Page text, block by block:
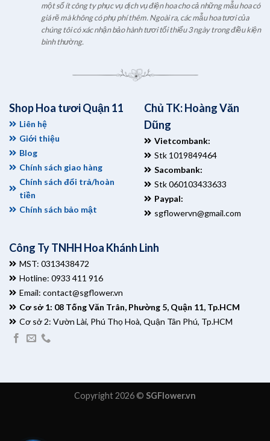
một số ít công ty phục vụ dịch vụ điện hoa cho cả những mẫu hoa có
giá rẽ mà không có phụ phí thêm. Ngoài ra, các mẫu hoa tươi của
chúng tôi có xác nhận bảo hành tươi tối thiểu 3 ngày trong điều kiện
bình thường.
Shop Hoa tươi Quận 11
Liên hệ
Giới thiệu
Blog
Chính sách giao hàng
Chính sách đổi trả/hoàn
tiền
Chính sách bảo mật
Chủ TK: Hoàng Văn
Dũng
Vietcombank:
Stk 1019849464
Sacombank:
Stk 060103433633
Paypal:
sgflowervn@gmail.com
Công Ty TNHH Hoa Khánh Linh
MST: 0313438472
Hotline: 0933 411 916
Email: contact@sgflower.vn
Cơ sở 1: 08 Tống Văn Trân, Phường 5, Quận 11, Tp.HCM
Cơ sở 2: Vườn Lài, Phú Thọ Hoà, Quận Tân Phú, Tp.HCM
Copyright 2026 © SGFlower.vn